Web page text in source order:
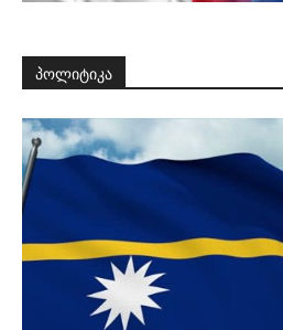
პოლიტიკა